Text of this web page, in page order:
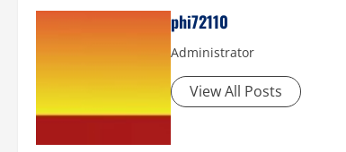
phi72110
Administrator
View All Posts